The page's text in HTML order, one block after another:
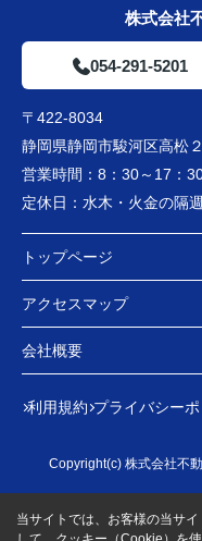
株式会社
054-291-5201
〒422-8034
静岡県静岡市駿河区高松
営業時間： 8：30～17：
定休日： 水木・火金の隔
トップページ
アクセスマップ
会社概要
利用規約 プライバシー
Copyright(c) 株式会社不
当サイトでは、お客様の当サ